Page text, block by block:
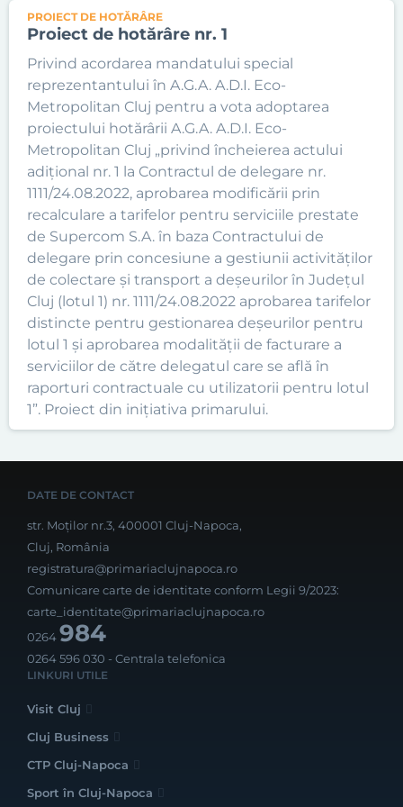
PROIECT DE HOTĂRÂRE
Proiect de hotărâre nr. 1
Privind acordarea mandatului special
reprezentantului în A.G.A. A.D.I. Eco-
Metropolitan Cluj pentru a vota adoptarea
proiectului hotărârii A.G.A. A.D.I. Eco-
Metropolitan Cluj „privind încheierea actului
adiţional nr. 1 la Contractul de delegare nr.
1111/24.08.2022, aprobarea modificării prin
recalculare a tarifelor pentru serviciile prestate
de Supercom S.A. în baza Contractului de
delegare prin concesiune a gestiunii activităţilor
de colectare şi transport a deşeurilor în Județul
Cluj (lotul 1) nr. 1111/24.08.2022 aprobarea tarifelor
distincte pentru gestionarea deşeurilor pentru
lotul 1 şi aprobarea modalităţii de facturare a
serviciilor de către delegatul care se află în
raporturi contractuale cu utilizatorii pentru lotul
1”. Proiect din inițiativa primarului.
DATE DE CONTACT
str. Moților nr.3, 400001 Cluj-Napoca,
Cluj, România
registratura@primariaclujnapoca.ro
Comunicare carte de identitate conform Legii 9/2023:
carte_identitate@primariaclujnapoca.ro
0264984
0264 596 030 - Centrala telefonica
LINKURI UTILE
Visit Cluj
Cluj Business
CTP Cluj-Napoca
Sport în Cluj-Napoca